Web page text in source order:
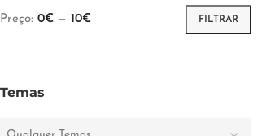
FILTRAR
Preço: 0€ — 10€
Temas